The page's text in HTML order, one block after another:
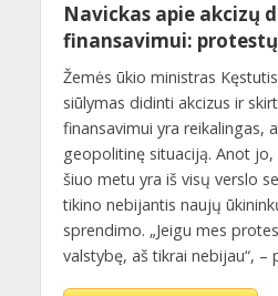
Navickas apie akcizų
finansavimui:
Žemės ūkio ministras
siūlymas didinti akcizus ir
finansavimui yra reikalingas,
geopolitinę situaciją. Anot
šiuo metu yra iš visų verslo
tikino nebijantis naujų
sprendimo. „Jeigu mes
valstybę, aš tikrai nebijau“, –